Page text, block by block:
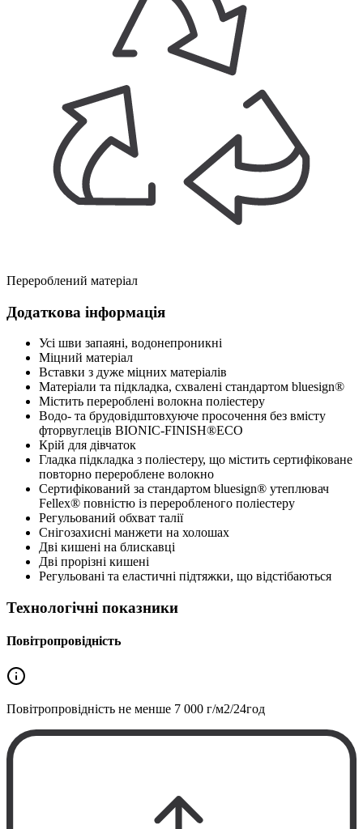
Перероблений матеріал
Додаткова інформація
Усі шви запаяні, водонепроникні
Міцний матеріал
Вставки з дуже міцних матеріалів
Матеріали та підкладка, схвалені стандартом bluesign®
Містить перероблені волокна поліестеру
Водо- та брудовідштовхуюче просочення без вмісту
фторвуглеців BIONIC-FINISH®ECO
Крій для дівчаток
Гладка підкладка з поліестеру, що містить сертифіковане
повторно перероблене волокно
Сертифікований за стандартом bluesign® утеплювач
Fellex® повністю із переробленого поліестеру
Регульований обхват талії
Снігозахисні манжети на холошах
Дві кишені на блискавці
Дві прорізні кишені
Регульовані та еластичні підтяжки, що відстібаються
Технологічні показники
Повітропровідність
Повітропровідність не менше 7 000 г/м2/24год